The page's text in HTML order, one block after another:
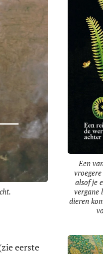
eerste
Een
alsof je
vergane
dieren